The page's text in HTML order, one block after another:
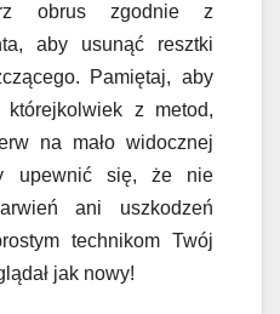
obrus zgodnie z
aby usunąć resztki
Pamiętaj, aby
którejkolwiek z metod,
na mało widocznej
upewnić się, że nie
ani uszkodzeń
technikom Twój
jak nowy!